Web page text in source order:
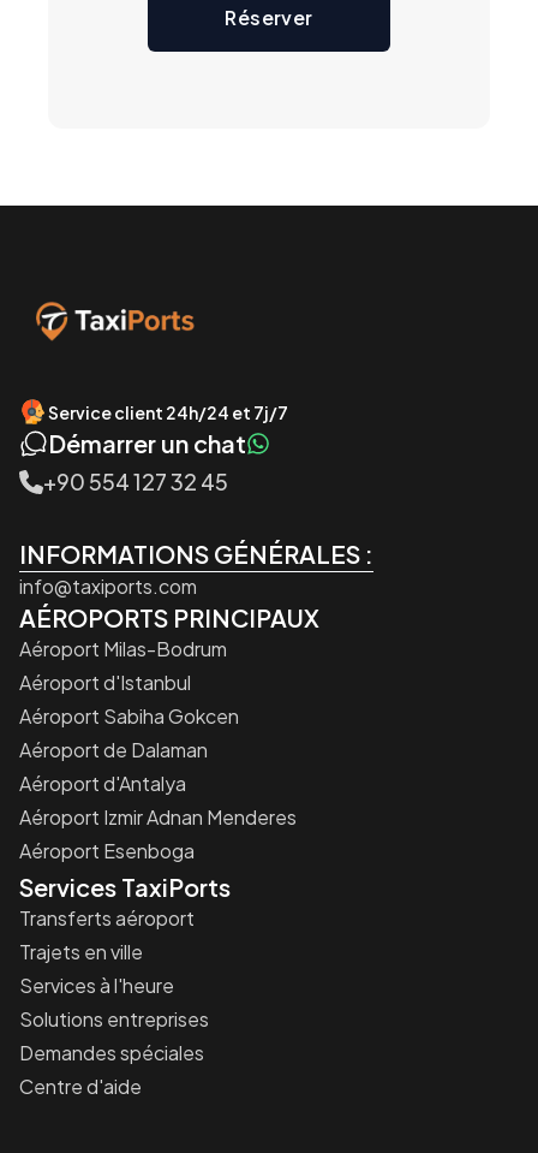
Réserver
Service client 24h/24 et 7j/7
Démarrer un chat
+90 554 127 32 45
INFORMATIONS GÉNÉRALES :
info@taxiports.com
AÉROPORTS PRINCIPAUX
Aéroport Milas-Bodrum
Aéroport d'Istanbul
Aéroport Sabiha Gokcen
Aéroport de Dalaman
Aéroport d'Antalya
Aéroport Izmir Adnan Menderes
Aéroport Esenboga
Services TaxiPorts
Transferts aéroport
Trajets en ville
Services à l'heure
Solutions entreprises
Demandes spéciales
Centre d'aide